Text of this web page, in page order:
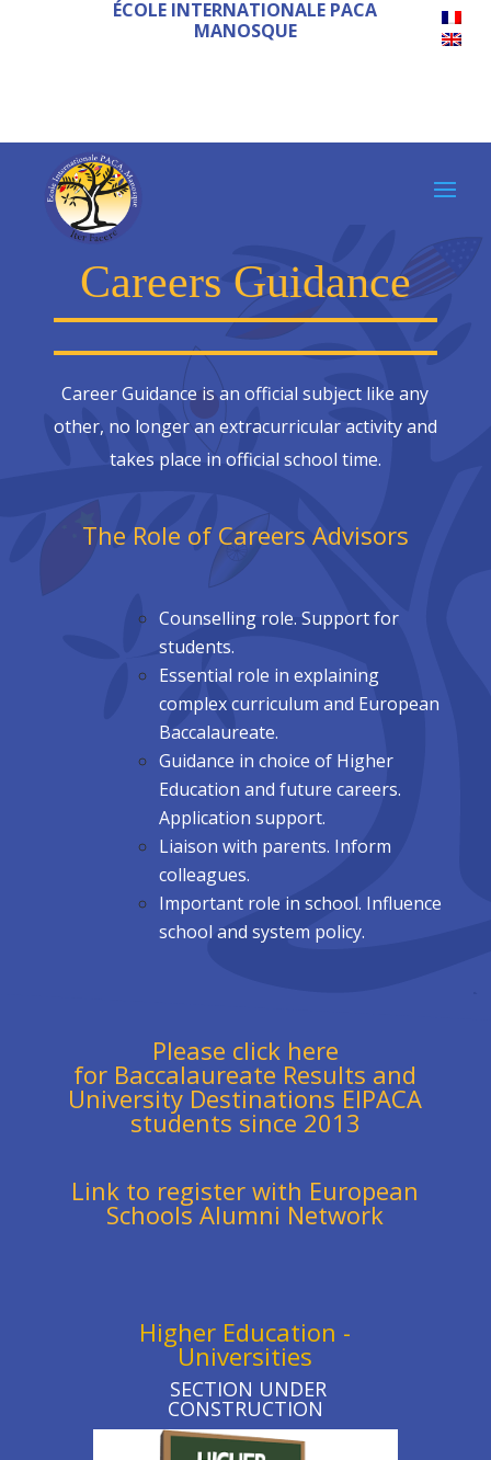
ÉCOLE INTERNATIONALE PACA
MANOSQUE
Careers Guidance
Career Guidance is an official subject like any
other, no longer an extracurricular activity and
takes place in official school time.
The Role of Careers Advisors
Counselling role. Support for
students.
Essential role in explaining
complex curriculum and European
Baccalaureate.
Guidance in choice of Higher
Education and future careers.
Application support.
Liaison with parents. Inform
colleagues.
Important role in school. Influence
school and system policy.
Please click here
for Baccalaureate Results and
University Destinations EIPACA
students since 2013
Link to register with European
Schools Alumni Network
Higher Education -
Universities
SECTION UNDER
CONSTRUCTION